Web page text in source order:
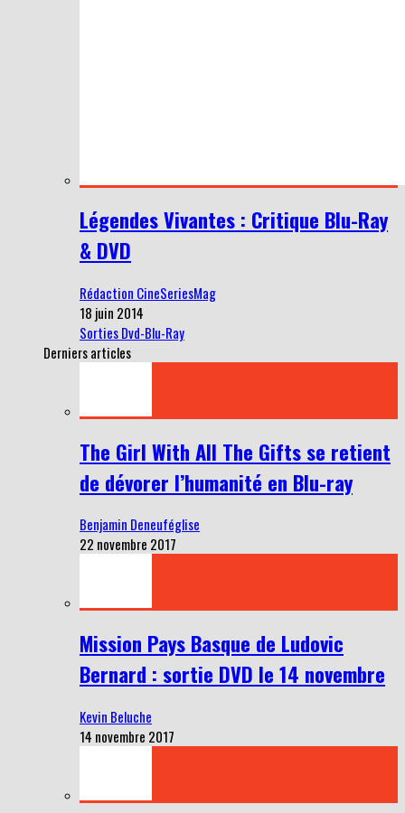
Légendes Vivantes : Critique Blu-Ray
& DVD
Rédaction CineSeriesMag
18 juin 2014
Sorties Dvd-Blu-Ray
Derniers articles
The Girl With All The Gifts se retient
de dévorer l’humanité en Blu-ray
Benjamin Deneuféglise
22 novembre 2017
Mission Pays Basque de Ludovic
Bernard : sortie DVD le 14 novembre
Kevin Beluche
14 novembre 2017